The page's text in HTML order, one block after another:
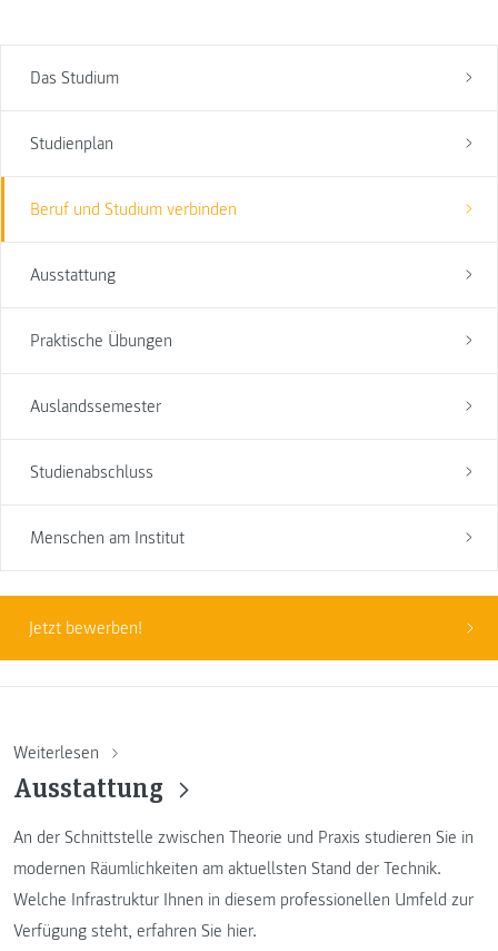
Das Studium
Studienplan
Beruf und Studium verbinden
Ausstattung
Praktische Übungen
Auslandssemester
Studienabschluss
Menschen am Institut
Jetzt bewerben!
Weiterlesen
Ausstattung
An der Schnittstelle zwischen Theorie und Praxis studieren Sie in
modernen Räumlichkeiten am aktuellsten Stand der Technik.
Welche Infrastruktur Ihnen in diesem professionellen Umfeld zur
Verfügung steht, erfahren Sie hier.